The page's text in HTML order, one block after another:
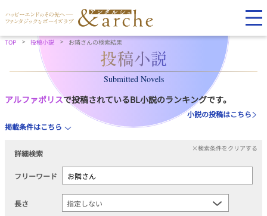
TOP 投稿小説 お隣さんの検索結果
Submitted Novels
アルファポリスで投稿されているBL小説のランキングです。
小説の投稿はこちら
掲載条件はこちら
詳細検索
×検索条件をクリアする
フリーワード
長さ